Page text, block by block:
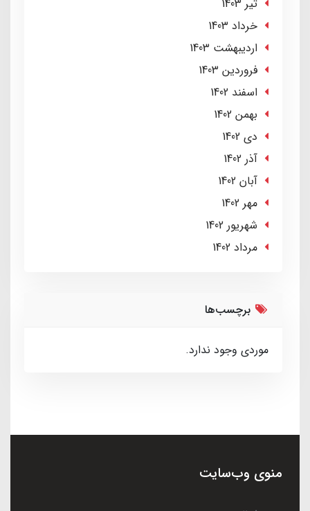
تير 1403
خرداد 1403
ارديبهشت 1403
فروردین 1403
اسفند 1402
بهمن 1402
دی 1402
آذر 1402
آبان 1402
مهر 1402
شهریور 1402
مرداد 1402
برچسب‌ها
موردی وجود ندارد.
منوی وب‌سایت